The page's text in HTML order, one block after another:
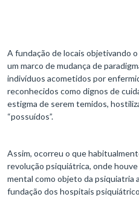
A fundação de locais objetivando
um marco de mudança de
indivíduos acometidos por
reconhecidos como dignos de
estigma de serem temidos,
“possuídos”.
Assim, ocorreu o que
revolução psiquiátrica, onde
mental como objeto da psiquiatria
fundação dos hospitais